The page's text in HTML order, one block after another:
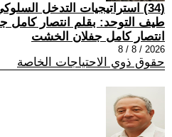
(34) استراتيجيات التدخل
طيف التوحد: بقلم انتصار كامل
انتصار كامل جفلان الخشت
2026 / 8 / 8
حقوق ذوي الاحتياجات الخاصة